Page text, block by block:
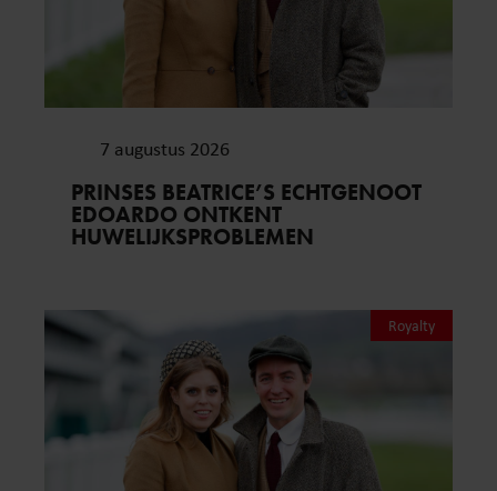
7 augustus 2026
PRINSES BEATRICE’S ECHTGENOOT
EDOARDO ONTKENT
HUWELIJKSPROBLEMEN
Royalty